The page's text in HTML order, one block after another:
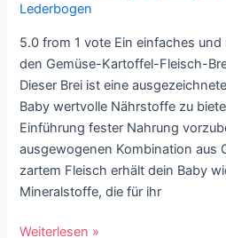
Lederbogen
5.0 from 1 vote Ein einfaches
den Gemüse-Kartoffel-Fleisch-
Dieser Brei ist eine
Baby wertvolle Nährstoffe zu
Einführung fester Nahrung
ausgewogenen Kombination aus
zartem Fleisch erhält dein Baby
Mineralstoffe, die für ihr
Rezept
6
Monate
Weiterlesen »